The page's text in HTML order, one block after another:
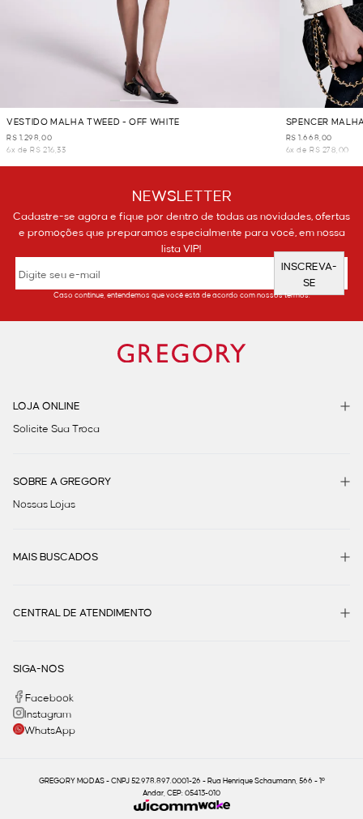
VESTIDO MALHA TWEED - OFF WHITE
R$ 1.298,00
6x de R$ 216,33
SPENCER
R$ 1.668,00
6x de R$ 278,00
NEWSLETTER
Cadastre-se agora e fique por dentro de todas as novidades, ofertas
e promoções que preparamos especialmente para você, em nossa
lista VIP!
INSCREVA-
SE
Caso continue, entendemos que você está de acordo com nossos termos.
LOJA ONLINE
Solicite Sua Troca
SOBRE A GREGORY
Nossas Lojas
MAIS BUSCADOS
CENTRAL DE ATENDIMENTO
SIGA-NOS
Facebook
Instagram
WhatsApp
GREGORY MODAS - CNPJ 52.978.897.0001-26 - Rua Henrique Schaumann, 566 - 1º
Andar, CEP: 05413-010